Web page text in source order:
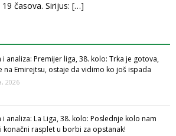
časova. Sirijus: […]
i analiza: Premijer liga, 38. kolo: Trka je gotova,
na Emirejtsu, ostaje da vidimo ko još ispada
2026
i analiza: La Liga, 38. kolo: Poslednje kolo nam
konačni rasplet u borbi za opstanak!